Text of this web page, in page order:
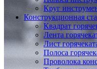
Круг
Конструкционная
Квадрат
Лента
Лист
Полоса
Проволока